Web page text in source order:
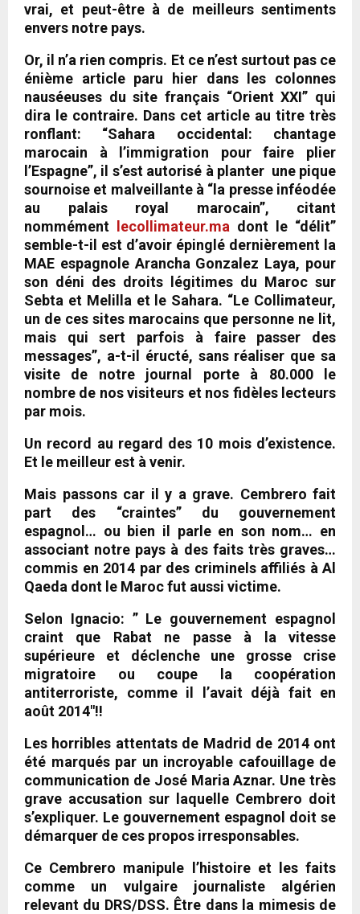
vrai, et peut-être à de meilleurs sentiments
envers notre pays.
Or, il n’a rien compris. Et ce n’est surtout pas ce
énième article paru hier dans les colonnes
nauséeuses du site français “Orient XXI” qui
dira le contraire. Dans cet article au titre très
ronflant: “Sahara occidental: chantage
marocain à l’immigration pour faire plier
l’Espagne”, il s’est autorisé à planter une pique
sournoise et malveillante à “la presse inféodée
au palais royal marocain”, citant
nommément
lecollimateur.ma dont le “délit”
semble-t-il est d’avoir épinglé dernièrement la
MAE espagnole Arancha Gonzalez Laya, pour
son déni des droits légitimes du Maroc sur
Sebta et Melilla et le Sahara. “Le Collimateur,
un de ces sites marocains que personne ne lit,
mais qui sert parfois à faire passer des
messages”, a-t-il éructé, sans réaliser que sa
visite de notre journal porte à 80.000 le
nombre de nos visiteurs et nos fidèles lecteurs
par mois.
Un record au regard des 10 mois d’existence.
Et le meilleur est à venir.
Mais passons car il y a grave. Cembrero fait
part des “craintes” du gouvernement
espagnol… ou bien il parle en son nom… en
associant notre pays à des faits très graves…
commis en 2014 par des criminels affiliés à Al
Qaeda dont le Maroc fut aussi victime.
Selon Ignacio: ” Le gouvernement espagnol
craint que Rabat ne passe à la vitesse
supérieure et déclenche une grosse crise
migratoire ou coupe la coopération
antiterroriste, comme il l’avait déjà fait en
août 2014″!!
Les horribles attentats de Madrid de 2014 ont
été marqués par un incroyable cafouillage de
communication de José Maria Aznar. Une très
grave accusation sur laquelle Cembrero doit
s’expliquer. Le gouvernement espagnol doit se
démarquer de ces propos irresponsables.
Ce Cembrero manipule l’histoire et les faits
comme un vulgaire journaliste algérien
relevant du DRS/DSS. Être dans la mimesis de